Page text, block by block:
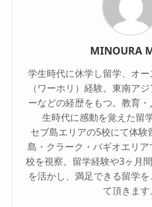
MINOURA
学生時代に休学し留学、オ
（ワーホリ）経験。東南ア
ーなどの経歴をもつ。教育
生時代に感動を覚えた留
セブ島エリアの5校にて体
島・クラーク・バギオエリ
校を視察。留学経験や3ヶ月
を活かし、満足できる留学
て頂きます。